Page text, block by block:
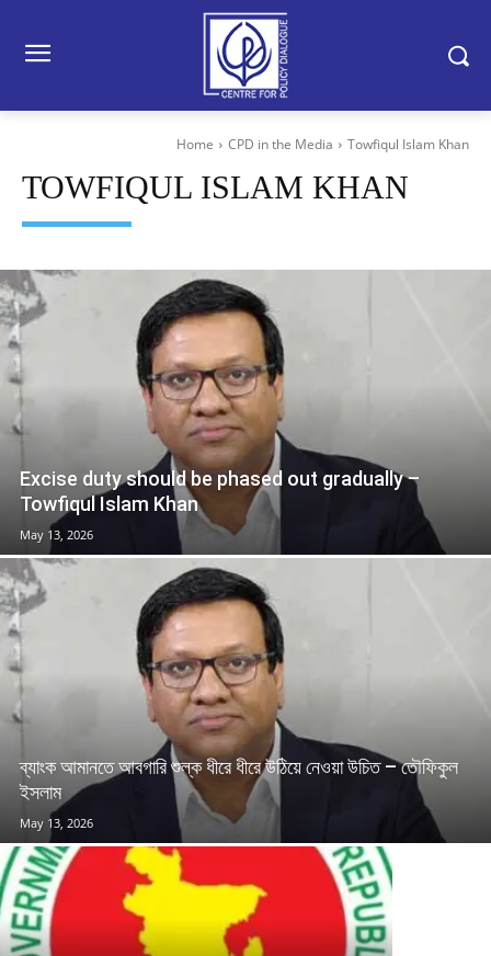
Home CPD in the Media Towfiqul Islam Khan
TOWFIQUL ISLAM KHAN
Excise duty should be phased out gradually –
Towfiqul Islam Khan
May 13, 2026
ব্যাংক আমানতে আবগারি শুল্ক ধীরে ধীরে উঠিয়ে নেওয়া উচিত – তৌফিকুল
ইসলাম
May 13, 2026